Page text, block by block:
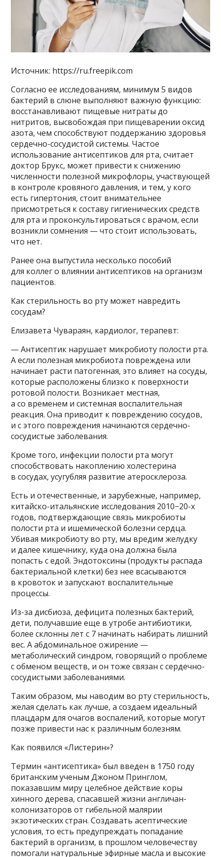
Источник: https://ru.freepik.com
Согласно ее исследованиям, минимум 5 видов
бактерий в слюне выполняют важную функцию:
восстанавливают пищевые нитраты до
нитритов, высвобождая при пищеварении оксид
азота, чем способствуют поддержанию здоровья
сердечно-сосудистой системы. Частое
использование антисептиков для рта, считает
доктор Брукс, может привести к снижению
численности полезной микрофлоры, участвующей
в контроле кровяного давления, и тем, у кого
есть гипертония, стоит внимательнее
присмотреться к составу гигиенических средств
для рта и проконсультироваться с врачом, если
возникли сомнения — что стоит использовать,
что нет.
Ранее она выпустила несколько пособий
для коллег о влиянии антисептиков на организм
пациентов.
Как стерильность во рту может навредить
сосудам?
Елизавета Чувараян, кардиолог, терапевт:
— Антисептик нарушает микробиоту полости рта.
А если полезная микробиота повреждена или
начинает расти патогенная, это влияет на сосуды,
которые расположены близко к поверхности
ротовой полости. Возникает местная,
а со временем и системная воспалительная
реакция. Она приводит к повреждению сосудов,
и с этого повреждения начинаются сердечно-
сосудистые заболевания.
Кроме того, инфекции полости рта могут
способствовать накоплению холестерина
в сосудах, усугубляя развитие атеросклероза.
Есть и отечественные, и зарубежные, например,
китайско-итальянские исследования 2010−20-х
годов, подтверждающие связь микробиоты
полости рта и ишемической болезни сердца.
Убивая микробиоту во рту, мы вредим желудку
и далее кишечнику, куда она должна была
попасть с едой. Эндотоксины (продукты распада
бактериальной клетки) без нее всасываются
в кровоток и запускают воспалительные
процессы.
Из-за дисбиоза, дефицита полезных бактерий,
дети, получавшие еще в утробе антибиотики,
более склонны лет с 7 начинать набирать лишний
вес. А абдоминальное ожирение —
метаболический синдром, говорящий о проблеме
с обменом веществ, и он тоже связан с сердечно-
сосудистыми заболеваниями.
Таким образом, мы наводим во рту стерильность,
желая сделать как лучше, а создаем идеальный
плацдарм для очагов воспалений, которые могут
позже привести нас к различным болезням.
Как появился «Листерин»?
Термин «антисептика» был введен в 1750 году
британским ученым Джоном Принглом,
показавшим миру целебное действие коры
хинного дерева, спасавшей жизни англичан-
колонизаторов от гибельной малярии
экзотических стран. Создавать асептические
условия, то есть предупреждать попадание
бактерий в организм, в прошлом человечеству
помогали натуральные эфирные масла и высокие